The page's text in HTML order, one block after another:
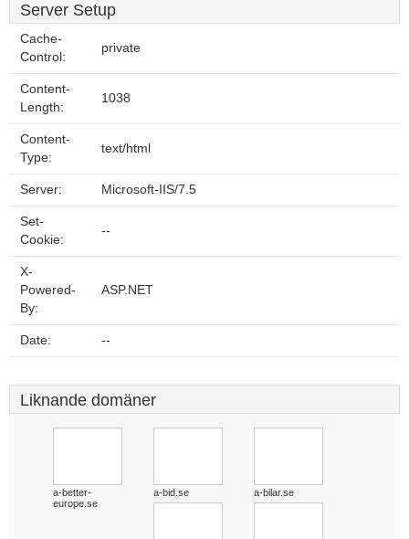
Server Setup
Cache-
Control:
private
Content-
Length:
1038
Content-
Type:
text/html
Server: Microsoft-IIS/7.5
Set-
Cookie:
--
X-
Powered-
By:
ASP.NET
Date: --
Liknande domäner
a-better-
europe.se
a-bid.se a-bilar.se